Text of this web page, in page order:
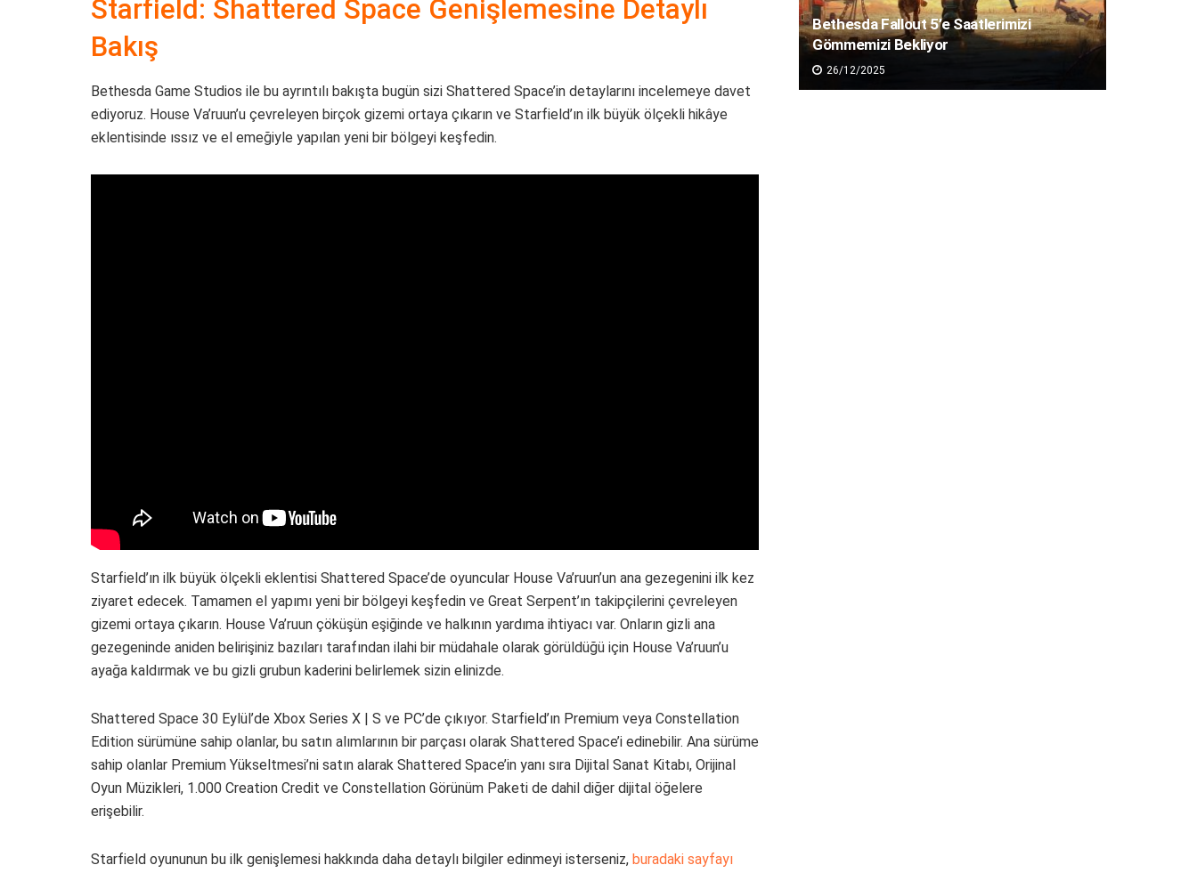
Starfield: Shattered Space Genişlemesine Detaylı
Bakış
Bethesda Game Studios ile bu ayrıntılı bakışta bugün sizi Shattered Space’in detaylarını incelemeye davet
ediyoruz. House Va’ruun’u çevreleyen birçok gizemi ortaya çıkarın ve Starfield’ın ilk büyük ölçekli hikâye
eklentisinde ıssız ve el emeğiyle yapılan yeni bir bölgeyi keşfedin.
Starfield’ın ilk büyük ölçekli eklentisi Shattered Space’de oyuncular House Va’ruun’un ana gezegenini ilk kez
ziyaret edecek. Tamamen el yapımı yeni bir bölgeyi keşfedin ve Great Serpent’ın takipçilerini çevreleyen
gizemi ortaya çıkarın. House Va’ruun çöküşün eşiğinde ve halkının yardıma ihtiyacı var. Onların gizli ana
gezegeninde aniden belirişiniz bazıları tarafından ilahi bir müdahale olarak görüldüğü için House Va’ruun’u
ayağa kaldırmak ve bu gizli grubun kaderini belirlemek sizin elinizde.
Shattered Space 30 Eylül’de Xbox Series X | S ve PC’de çıkıyor. Starfield’ın Premium veya Constellation
Edition sürümüne sahip olanlar, bu satın alımlarının bir parçası olarak Shattered Space’i edinebilir. Ana sürüme
sahip olanlar Premium Yükseltmesi’ni satın alarak Shattered Space’in yanı sıra Dijital Sanat Kitabı, Orijinal
Oyun Müzikleri, 1.000 Creation Credit ve Constellation Görünüm Paketi de dahil diğer dijital öğelere
erişebilir.
Starfield oyununun bu ilk genişlemesi hakkında daha detaylı bilgiler edinmeyi isterseniz, buradaki sayfayı
Bethesda Fallout 5’e Saatlerimizi
Gömmemizi Bekliyor
26/12/2025